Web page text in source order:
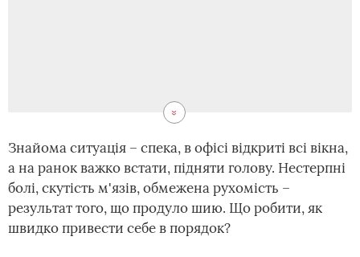
Знайома ситуація – спека, в офісі відкриті всі вікна,
а на ранок важко встати, підняти голову. Нестерпні
болі, скутість м'язів, обмежена рухомість –
результат того, що продуло шию. Що робити, як
швидко привести себе в порядок?